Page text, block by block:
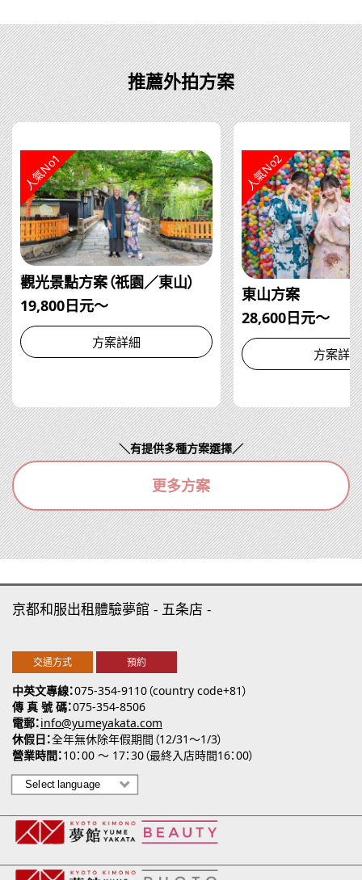
推薦外拍方案
人氣No1
觀光景點方案（祇園／東山）
19,800日元～
方案詳細
人氣No2
東山方案
28,600日元～
方案詳細
＼有提供多種方案選擇／
更多方案
中英文專線 075-354-9110（country code+81）
傳 真 號 碼 075-354-8506
電郵 info@yumeyakata.com
休假日 全年無休除年假期間（12/31～1/3）
營業時間 10：00 ～ 17：30（最終入店時間16：00）
京都和服出租體驗夢館 五条店
交通方式 預約